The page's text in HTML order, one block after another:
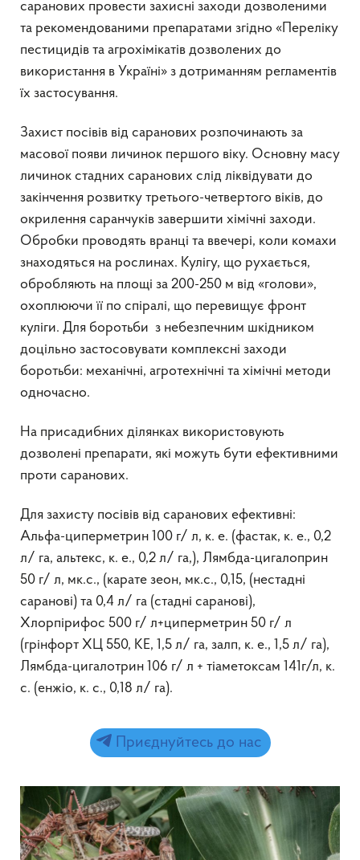
саранових провести захисні заходи дозволеними
та рекомендованими препаратами згідно «Переліку
пестицидів та агрохімікатів дозволених до
використання в Україні» з дотриманням регламентів
їх застосування.
Захист посівів від саранових розпочинають за
масової появи личинок першого віку. Основну масу
личинок стадних саранових слід ліквідувати до
закінчення розвитку третього-четвертого віків, до
окрилення саранчуків завершити хімічні заходи.
Обробки проводять вранці та ввечері, коли комахи
знаходяться на рослинах. Кулігу, що рухається,
обробляють на площі за 200-250 м від «голови»,
охоплюючи її по спіралі, що перевищує фронт
куліги. Для боротьби з небезпечним шкідником
доцільно застосовувати комплексні заходи
боротьби: механічні, агротехнічні та хімічні методи
одночасно.
На присадибних ділянках використовують
дозволені препарати, які можуть бути ефективними
проти саранових.
Для захисту посівів від саранових ефективні:
Альфа-циперметрин 100 г/ л, к. е. (фастак, к. е., 0,2
л/ га, альтекс, к. е., 0,2 л/ га,), Лямбда-цигалоприн
50 г/ л, мк.с., (карате зеон, мк.с., 0,15, (нестадні
саранові) та 0,4 л/ га (стадні саранові),
Хлорпірифос 500 г/ л+циперметрин 50 г/ л
(грінфорт ХЦ 550, КЕ, 1,5 л/ га, залп, к. е., 1,5 л/ га),
Лямбда-цигалотрин 106 г/ л + тіаметоксам 141г/л, к.
с. (енжіо, к. с., 0,18 л/ га).
Приєднуйтесь до нас